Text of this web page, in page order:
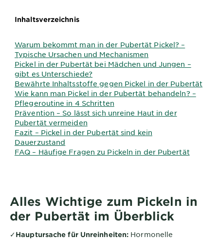
Score
Inhaltsverzeichnis
Warum bekommt man in der Pubertät Pickel? –
Typische Ursachen und Mechanismen
Pickel in der Pubertät bei Mädchen und Jungen –
gibt es Unterschiede?
Bewährte Inhaltsstoffe gegen Pickel in der Pubertät
Wie kann man Pickel in der Pubertät behandeln? –
Pflegeroutine in 4 Schritten
Prävention – So lässt sich unreine Haut in der
Pubertät vermeiden
Fazit – Pickel in der Pubertät sind kein
Dauerzustand
FAQ – Häufige Fragen zu Pickeln in der Pubertät
Alles Wichtige zum Pickeln in
der Pubertät im Überblick
✓Hauptursache für Unreinheiten: Hormonelle